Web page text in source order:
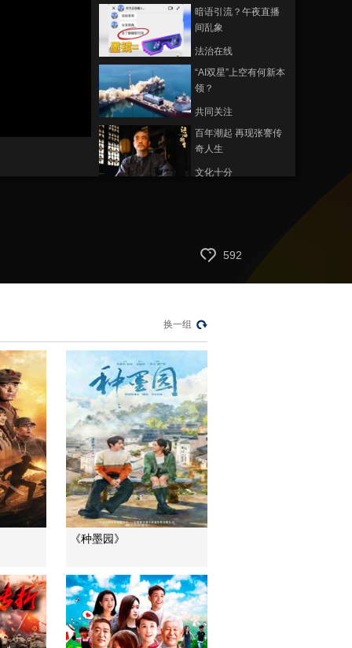
暗语引流？午夜直播
间乱象
法治在线
“AI双星”上空有何新本
领？
共同关注
百年潮起 再现张謇传
奇人生
文化十分
“蜜蜂博士”的甜蜜事业
中计
“沉睡”4年保单的时效
之争
今日说法
自然秘境 荒漠翠影蕴
生机
远方的家
“最后的水上公交”摆渡
人
592
换一组
《种墨园》